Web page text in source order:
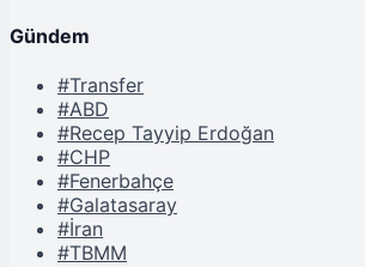
Gündem
#Transfer
#ABD
#Recep Tayyip Erdoğan
#CHP
#Fenerbahçe
#Galatasaray
#İran
#TBMM